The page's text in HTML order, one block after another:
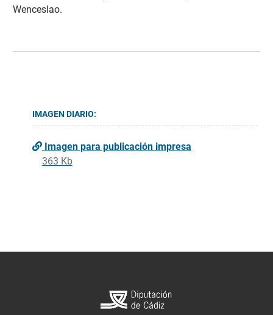
Wenceslao.
IMAGEN DIARIO:
Imagen para publicación impresa
363 Kb